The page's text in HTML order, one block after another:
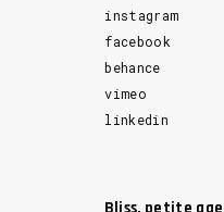
instagram
facebook
behance
vimeo
linkedin